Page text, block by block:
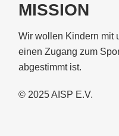
MISSION
Wir wollen Kindern mit
einen Zugang zum
abgestimmt ist.
© 2025AISP E.V.